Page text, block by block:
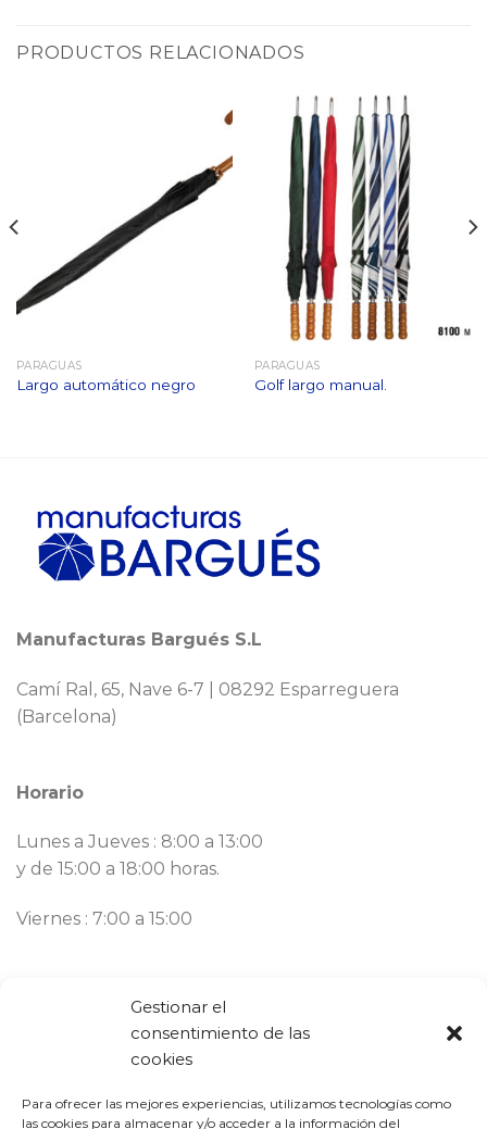
Gestionar el
consentimiento de las
cookies
Para ofrecer las mejores experiencias, utilizamos tecnologías como
las cookies para almacenar y/o acceder a la información del
PRODUCTOS RELACIONADOS
PARAGUAS
Largo automático negro
PARAGUAS
Golf largo manual.
Manufacturas Bargués S.L
Camí Ral, 65, Nave 6-7 | 08292 Esparreguera
(Barcelona)
Horario
Lunes a Jueves : 8:00 a 13:00
y de 15:00 a 18:00 horas.
Viernes : 7:00 a 15:00
Llámanos ahora:93 777 82 58
bargues@mbargues.com